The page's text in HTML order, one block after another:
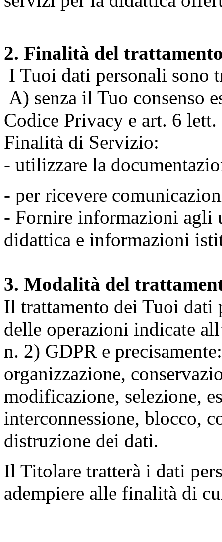
2. Finalità del
I Tuoi dati personali sono
A) senza il Tuo consenso
Codice Privacy e art. 6
Finalità di Servizio:
- utilizzare la
- per ricevere
- Fornire informazioni agli
didattica e informazioni
3. Modalità del
Il trattamento dei Tuoi dati
delle operazioni indicate
n. 2) GDPR e
organizzazione,
modificazione, selezione,
interconnessione, blocco,
distruzione dei dati.
Il Titolare tratterà i dati
adempiere alle finalità di